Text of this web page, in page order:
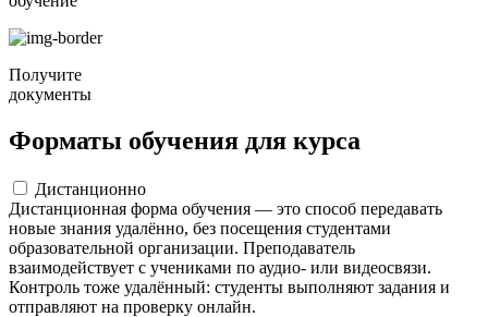
Получите
документы
Форматы обучения для курса
Дистанционно
Дистанционная форма обучения — это способ передавать
новые знания удалённо, без посещения студентами
образовательной организации. Преподаватель
взаимодействует с учениками по аудио- или видеосвязи.
Контроль тоже удалённый: студенты выполняют задания и
отправляют на проверку онлайн.